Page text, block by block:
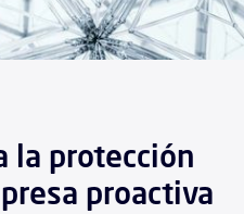
la protección
proactiva